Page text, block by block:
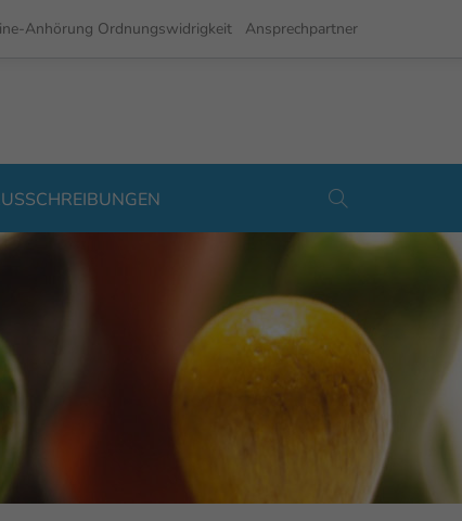
Anhörung Ordnungswidrigkeit Ansprechpartner